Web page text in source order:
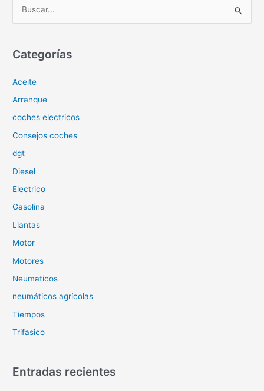
c
r
p
o
Categorías
Aceite
Arranque
coches electricos
Consejos coches
dgt
Diesel
Electrico
Gasolina
Llantas
Motor
Motores
Neumaticos
neumáticos agrícolas
Tiempos
Trifasico
Entradas recientes